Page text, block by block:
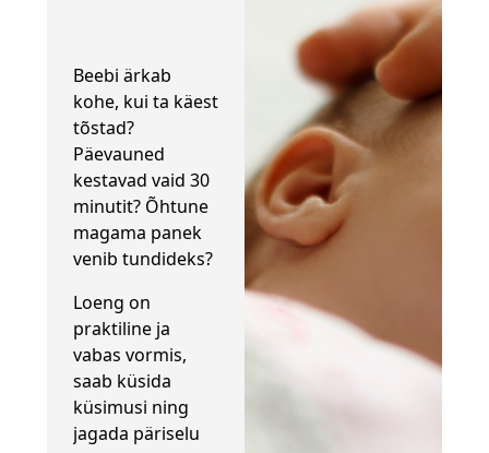
Beebi ärkab
kohe, kui ta käest
tõstad?
Päevauned
kestavad vaid 30
minutit? Õhtune
magama panek
venib tundideks?
Loeng on
praktiline ja
vabas vormis,
saab küsida
küsimusi ning
jagada päriselu